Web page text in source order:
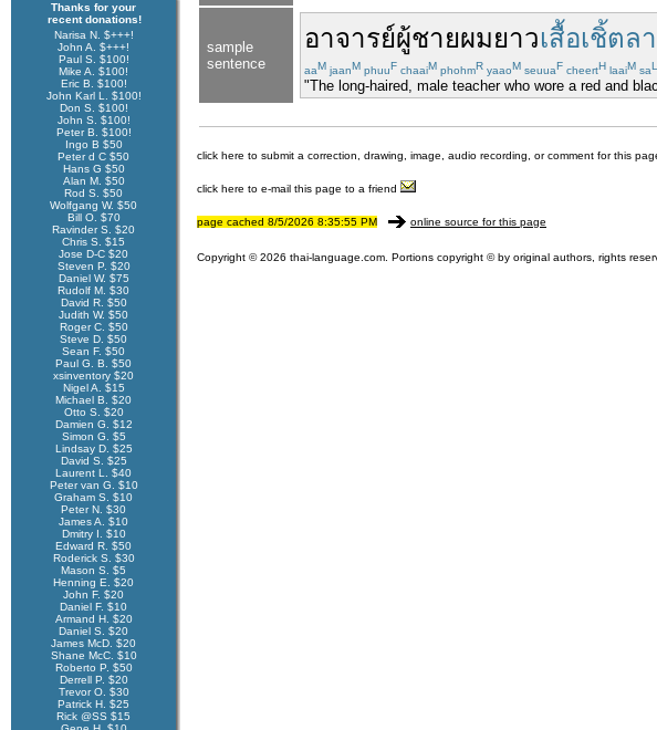
Thanks for your
recent donations!
Narisa N. $+++!
John A. $+++!
Paul S. $100!
Mike A. $100!
Eric B. $100!
John Karl L. $100!
Don S. $100!
John S. $100!
Peter B. $100!
Ingo B $50
Peter d C $50
Hans G $50
Alan M. $50
Rod S. $50
Wolfgang W. $50
Bill O. $70
Ravinder S. $20
Chris S. $15
Jose D-C $20
Steven P. $20
Daniel W. $75
Rudolf M. $30
David R. $50
Judith W. $50
Roger C. $50
Steve D. $50
Sean F. $50
Paul G. B. $50
xsinventory $20
Nigel A. $15
Michael B. $20
Otto S. $20
Damien G. $12
Simon G. $5
Lindsay D. $25
David S. $25
Laurent L. $40
Peter van G. $10
Graham S. $10
Peter N. $30
James A. $10
Dmitry I. $10
Edward R. $50
Roderick S. $30
Mason S. $5
Henning E. $20
John F. $20
Daniel F. $10
Armand H. $20
Daniel S. $20
James McD. $20
Shane McC. $10
Roberto P. $50
Derrell P. $20
Trevor O. $30
Patrick H. $25
Rick @SS $15
sample
sentence
อาจารย์ผู้ชายผมยาวเสื้อเชิ้ตล
aaM jaanM phuuF chaaiM phohmR yaaoM seuuaF cheertH laaiM saL
"The long-haired, male teacher who wore a red and
click here to submit a correction, drawing, image, audio recording, or comment for this
click here to e-mail this page to a friend
page cached 8/5/2026 8:35:55 PM online source for this page
Copyright © 2026 thai-language.com. Portions copyright © by original authors, rights